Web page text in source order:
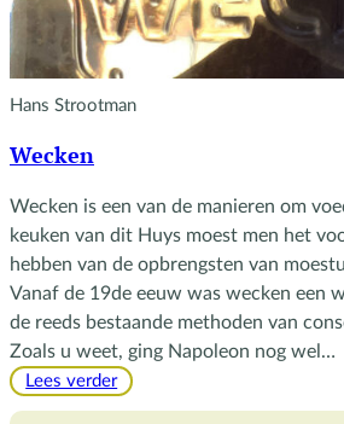
Hans Strootman
Wecken
Wecken is een van de manieren om
keuken van dit Huys moest men het
hebben van de opbrengsten van
Vanaf de 19de eeuw was wecken een
de reeds bestaande methoden van
Zoals u weet, ging Napoleon nog wel…
Lees verder: